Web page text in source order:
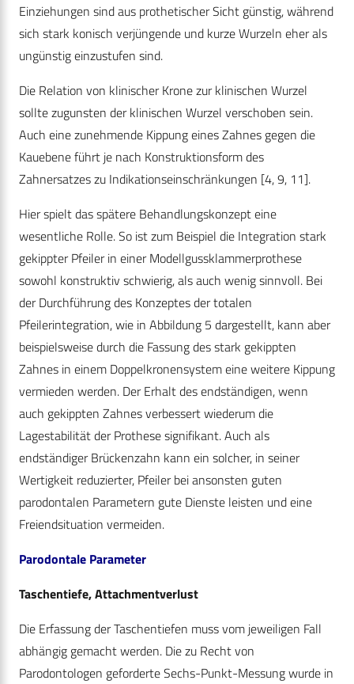
Einziehungen sind aus prothetischer Sicht günstig, während
sich stark konisch verjüngende und kurze Wurzeln eher als
ungünstig einzustufen sind.
Die Relation von klinischer Krone zur klinischen Wurzel
sollte zugunsten der klinischen Wurzel verschoben sein.
Auch eine zunehmende Kippung eines Zahnes gegen die
Kauebene führt je nach Konstruktionsform des
Zahnersatzes zu Indikationseinschränkungen [4, 9, 11].
Hier spielt das spätere Behandlungskonzept eine
wesentliche Rolle. So ist zum Beispiel die Integration stark
gekippter Pfeiler in einer Modellgussklammerprothese
sowohl konstruktiv schwierig, als auch wenig sinnvoll. Bei
der Durchführung des Konzeptes der totalen
Pfeilerintegration, wie in Abbildung 5 dargestellt, kann aber
beispielsweise durch die Fassung des stark gekippten
Zahnes in einem Doppelkronensystem eine weitere Kippung
vermieden werden. Der Erhalt des endständigen, wenn
auch gekippten Zahnes verbessert wiederum die
Lagestabilität der Prothese signifikant. Auch als
endständiger Brückenzahn kann ein solcher, in seiner
Wertigkeit reduzierter, Pfeiler bei ansonsten guten
parodontalen Parametern gute Dienste leisten und eine
Freiendsituation vermeiden.
Parodontale Parameter
Taschentiefe, Attachmentverlust
Die Erfassung der Taschentiefen muss vom jeweiligen Fall
abhängig gemacht werden. Die zu Recht von
Parodontologen geforderte Sechs-Punkt-Messung wurde in